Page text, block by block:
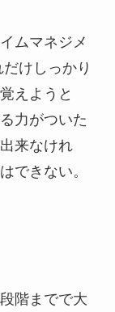
ムマネジメ
けしっかり
えようと
力がついた
来なけれ
できない。
階までで大